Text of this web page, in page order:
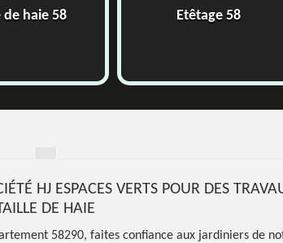
de haie 58 Etêtage 58
HJ ESPACES VERTS POUR DES
DE HAIE
58290, faites confiance aux jardiniers de